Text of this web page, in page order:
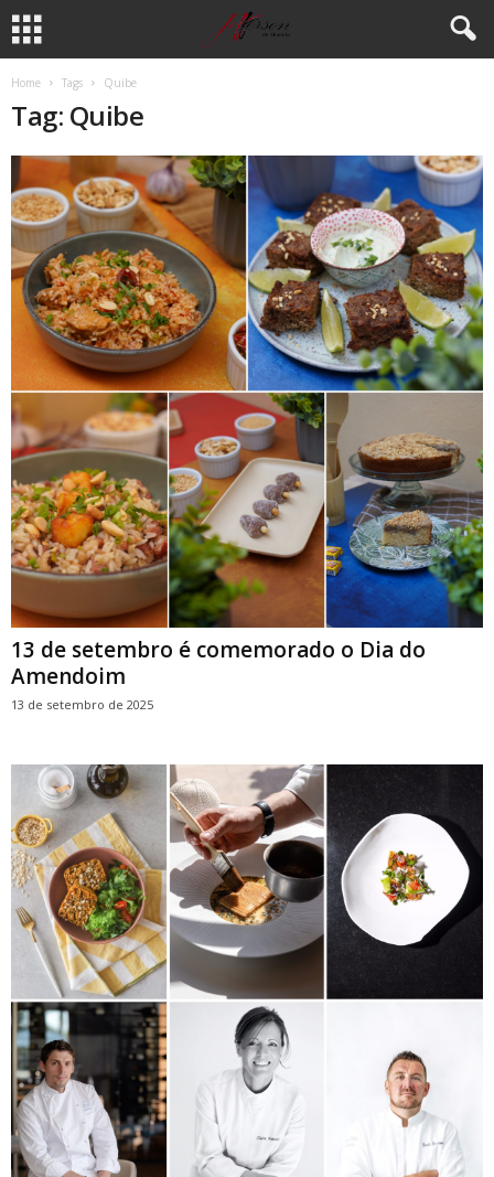
Home Tags Quibe
Tag: Quibe
13 de setembro é comemorado o Dia do
Amendoim
13 de setembro de 2025